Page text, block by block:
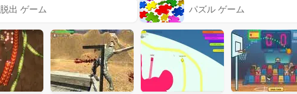
脱出 ゲーム パズル ゲーム